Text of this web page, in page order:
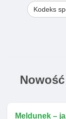
Kodeks
Meldunek –